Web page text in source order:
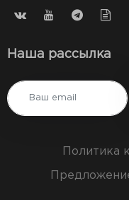
Наша рассылка
Политика